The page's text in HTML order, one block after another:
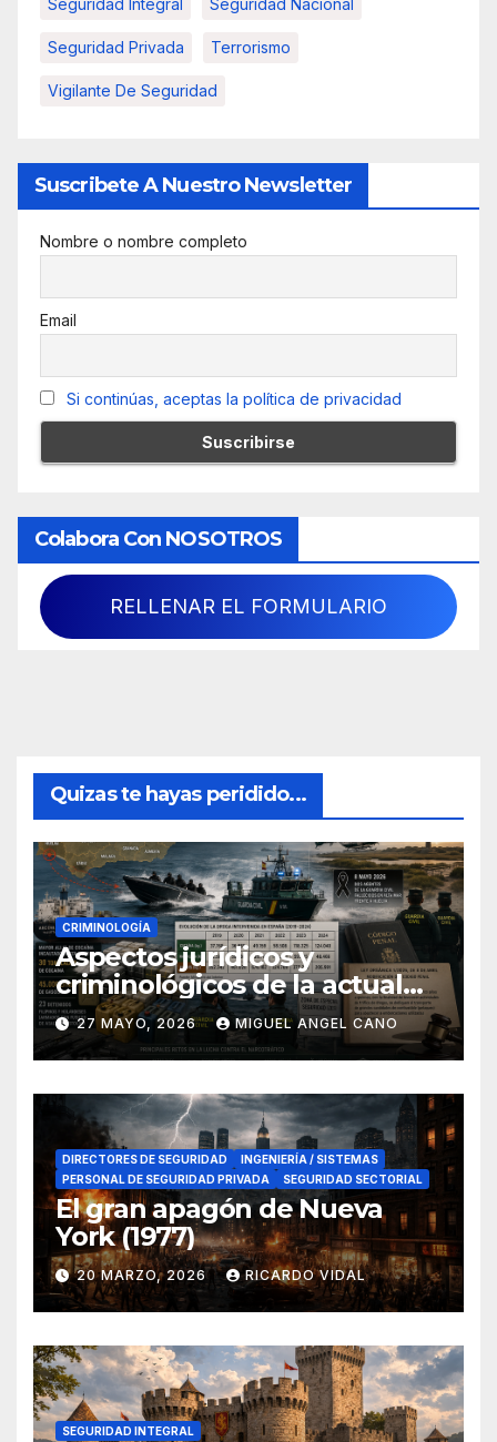
Seguridad Integral Seguridad Nacional
Seguridad Privada Terrorismo
Vigilante De Seguridad
Suscribete A Nuestro Newsletter
Nombre o nombre completo
Email
Si continúas, aceptas la política de privacidad
Colabora Con NOSOTROS
RELLENAR EL FORMULARIO
Quizas te hayas peridido...
CRIMINOLOGÍA
Aspectos jurídicos y
criminológicos de la actual
lucha contra el narcotráfico
en el sur de España
27 MAYO, 2026 MIGUEL ANGEL CANO
DIRECTORES DE SEGURIDAD
INGENIERÍA / SISTEMAS
PERSONAL DE SEGURIDAD PRIVADA
SEGURIDAD SECTORIAL
El gran apagón de Nueva
York (1977)
20 MARZO, 2026 RICARDO VIDAL
SEGURIDAD INTEGRAL